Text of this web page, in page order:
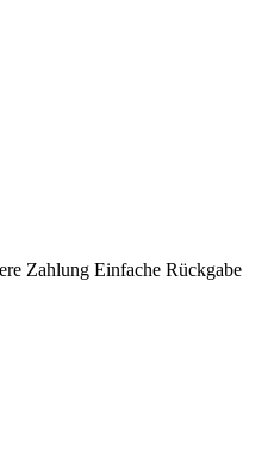
Zahlung Einfache Rückgabe